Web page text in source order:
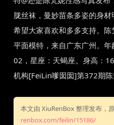
胧丝袜，曼妙苗条多姿的身
希望大家喜欢和多多支持。
平面模特，来自广东广州。
02，星座：天蝎座。身高：
机构[FeiLin嗲囡囡]第372期陈
本文由 XiuRenBox 整理发布，
renbox.com/feilin/15186/